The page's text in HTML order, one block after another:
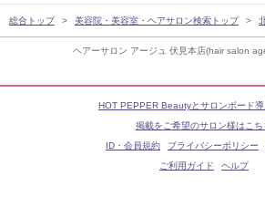
ヘアーサロン アージュ 伏見本店(hair salon
総合トップ 美容院・美容室・ヘアサロン検索トップ
HOT PEPPER Beautyとサロンボード導
掲載をご希望のサロン様はこち
ID・会員規約
プライバシーポリシー
ご利用ガイド
ヘルプ